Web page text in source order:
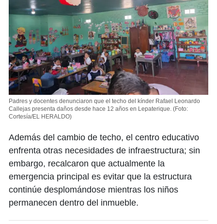
Padres y docentes denunciaron que el techo del kínder Rafael Leonardo
Callejas presenta daños desde hace 12 años en Lepaterique. (Foto:
Cortesía/EL HERALDO)
Además del cambio de techo, el centro educativo
enfrenta otras necesidades de infraestructura; sin
embargo, recalcaron que actualmente la
emergencia principal es evitar que la estructura
continúe desplomándose mientras los niños
permanecen dentro del inmueble.